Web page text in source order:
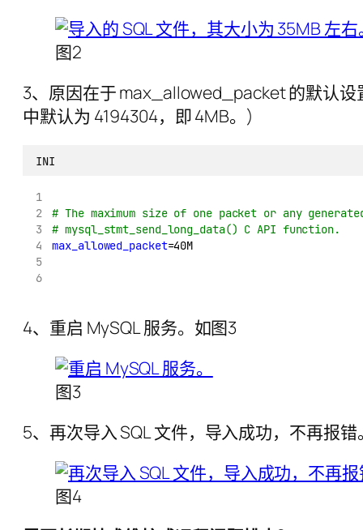
图2
3、原因在于 max_allowed_packet 的默认设
中默认为 4194304，即 4MB。)
INI
# The maximum size of one packet or any
# mysql_stmt_send_long_data() C API function.
max_allowed_packet=40M
4、重启 MySQL 服务。如图3
图3
5、再次导入 SQL 文件，导入成功，不再报
图4